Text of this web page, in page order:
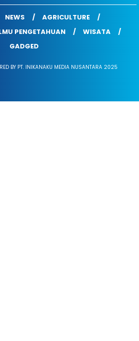
NEWS
AGRICULTURE
PENGETAHUAN
WISATA
GADGED
BY PT. INIKANAKU MEDIA NUSANTARA 2025